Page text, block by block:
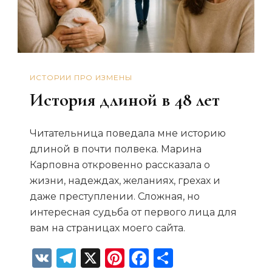
ИСТОРИИ ПРО ИЗМЕНЫ
История длиной в 48 лет
Читательница поведала мне историю
длиной в почти полвека. Марина
Карповна откровенно рассказала о
жизни, надеждах, желаниях, грехах и
даже преступлении. Сложная, но
интересная судьба от первого лица для
вам на страницах моего сайта.
VK Telegram
X Pinterest
Facebook